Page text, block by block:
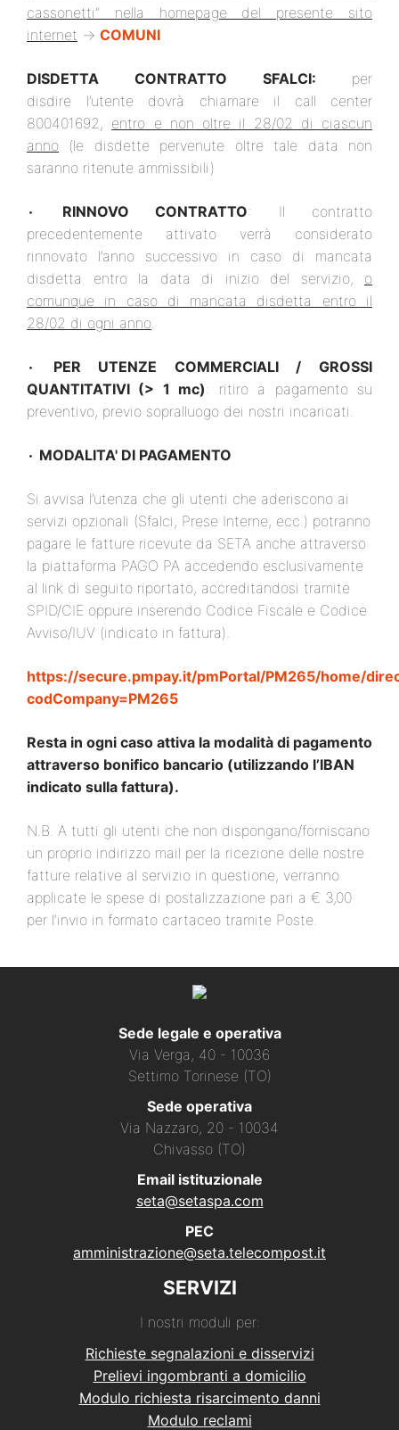
cassonetti” nella homepage del presente sito
internet → COMUNI
DISDETTA CONTRATTO SFALCI: per
disdire l’utente dovrà chiamare il call center
800401692, entro e non oltre il 28/02 di ciascun
anno (le disdette pervenute oltre tale data non
saranno ritenute ammissibili)
• RINNOVO CONTRATTO: Il contratto
precedentemente attivato verrà considerato
rinnovato l’anno successivo in caso di mancata
disdetta entro la data di inizio del servizio, o
comunque in caso di mancata disdetta entro il
28/02 di ogni anno.
• PER UTENZE COMMERCIALI / GROSSI
QUANTITATIVI (> 1 mc): ritiro a pagamento su
preventivo, previo sopralluogo dei nostri incaricati.
• MODALITA' DI PAGAMENTO
Si avvisa l’utenza che gli utenti che aderiscono ai
servizi opzionali (Sfalci, Prese Interne, ecc.) potranno
pagare le fatture ricevute da SETA anche attraverso
la piattaforma PAGO PA accedendo esclusivamente
al link di seguito riportato, accreditandosi tramite
SPID/CIE oppure inserendo Codice Fiscale e Codice
Avviso/IUV (indicato in fattura).
https://secure.pmpay.it/pmPortal/PM265/home/
codCompany=PM265
Resta in ogni caso attiva la modalità di pagamento
attraverso bonifico bancario (utilizzando l’IBAN
indicato sulla fattura).
N.B. A tutti gli utenti che non dispongano/forniscano
un proprio indirizzo mail per la ricezione delle nostre
fatture relative al servizio in questione, verranno
applicate le spese di postalizzazione pari a € 3,00
per l’invio in formato cartaceo tramite Poste.
Sede legale e operativa
Via Verga, 40 - 10036
Settimo Torinese (TO)
Sede operativa
Via Nazzaro, 20 - 10034
Chivasso (TO)
Email istituzionale
seta@setaspa.com
PEC
amministrazione@seta.telecompost.it
SERVIZI
I nostri moduli per:
Richieste segnalazioni e disservizi
Prelievi ingombranti a domicilio
Modulo richiesta risarcimento danni
Modulo reclami